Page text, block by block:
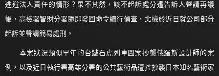
逃避法人責任的情形？果不其然，該不起訴處分遭告訴人聲請再議
後，高檢署智財分署隨即發回命令續行偵查，北檢於近日就公司部分
起訴並聲請簡易處刑。
本案狀況類似早年的台鐵石虎列車圖案抄襲俄羅斯設計師的案
例，以及近日執行署高雄分署的公共藝術品遭控抄襲日本知名藝術家